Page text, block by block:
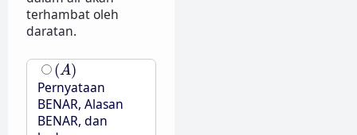
terhambat oleh
daratan.
(A)
(A)
Pernyataan
BENAR, Alasan
BENAR, dan